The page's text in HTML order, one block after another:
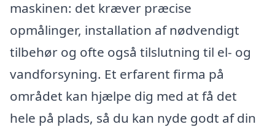
maskinen: det kræver præcise
opmålinger, installation af nødvendigt
tilbehør og ofte også tilslutning til el- og
vandforsyning. Et erfarent firma på
området kan hjælpe dig med at få det
hele på plads, så du kan nyde godt af din